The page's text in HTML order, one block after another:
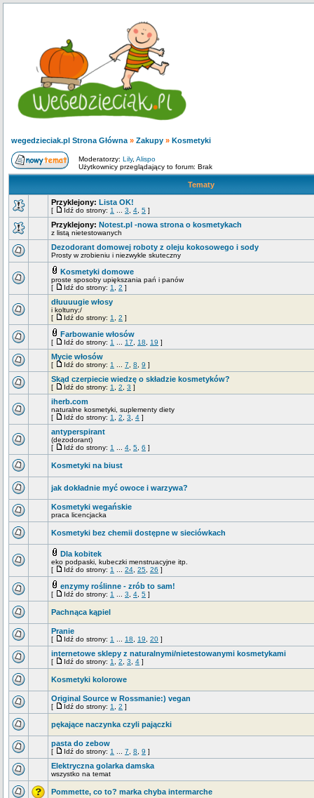
wegedzieciak.pl Strona Główna » Zakupy » Kosmetyki
Moderatorzy: Lily, Alispo
Użytkownicy przeglądający to forum: Brak
Tematy
Przyklejony: Lista OK!
[ Idź do strony: 1 3 4 5 ]
Przyklejony: Notest.pl -nowa strona o kosmetykach
z listą nietestowanych
Dezodorant domowej roboty z oleju kokosowego i sody
Prosty w zrobieniu i niezwykle skuteczny
Kosmetyki domowe
proste sposoby upiększania pań i panów
[
Idź do strony: 1 2 ]
dłuuuugie włosy
i koltuny;/
[
Idź do strony: 1 2 ]
Farbowanie włosów
[ Idź do strony: 1 17 18 19 ]
Mycie włosów
[ Idź do strony: 1 7 8 9 ]
Skąd czerpiecie wiedzę o składzie kosmetyków?
[ Idź do strony: 1 2 3 ]
iherb.com
naturalne kosmetyki, suplementy diety
[
Idź do strony: 1 2 3 4 ]
antyperspirant
(dezodorant)
[
Idź do strony: 1 4 5 6 ]
Kosmetyki na biust
jak dokładnie myć owoce i warzywa?
Kosmetyki wegańskie
praca licencjacka
Kosmetyki bez chemii dostępne w sieciówkach
Dla kobitek
eko podpaski, kubeczki menstruacyjne itp.
[
Idź do strony: 1 24 25 26 ]
enzymy roślinne - zrób to sam!
[ Idź do strony: 1 3 4 5 ]
Pachnąca kąpiel
Pranie
[ Idź do strony: 1 18 19 20 ]
internetowe sklepy z naturalnymi/nietestowanymi kosmetykami
[ Idź do strony: 1 2 3 4 ]
Kosmetyki kolorowe
Original Source w Rossmanie:) vegan
[ Idź do strony: 1 2 ]
pękające naczynka czyli pajączki
pasta do zebow
[ Idź do strony: 1 7 8 9 ]
Elektryczna golarka damska
wszystko na temat
Pommette, co to? marka chyba intermarche